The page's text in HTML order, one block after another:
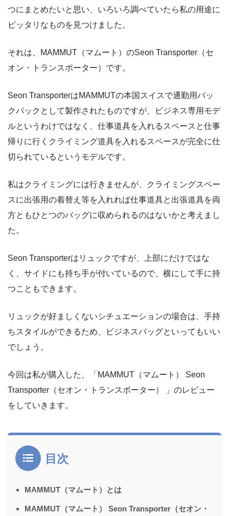
つにまとめたいと思い、いろいろ調べていたら私の用途に
ピッタリなものを見つけました。
それは、MAMMUT（マムート）のSeon Transporter（セ
オン・トランスポーター）です。
Seon TransporterはMAMMUTの本国スイスで通勤用バッ
クパックとして製作されたものですが、ビジネス専用モデ
ルというわけではなく、仕事道具を入れるスペースと仕事
帰りに行くクライミング道具を入れるスペースが完全に仕
切られているというモデルです。
私はクライミングには行きませんが、クライミングスペー
スに出張用の着替え等を入れれば仕事道具と出張道具を両
方ともひとつのバッグに収められるのはないかと考えまし
た。
Seon Transporterはリュックですが、上部にだけではな
く、サイドにも持ち手が付いているので、横にして手に持
つこともできます。
リュックが好ましくないシチュエーションの場合は、手持
ちスタイルができるため、ビジネスバッグといってもいい
でしょう。
今回は私が購入した、「MAMMUT（マムート） Seon
Transporter（セオン・トランスポーター） 」のレビュー
をしていきます。
目次
MAMMUT（マムート）とは
MAMMUT（マムート） Seon Transporter（セオン・